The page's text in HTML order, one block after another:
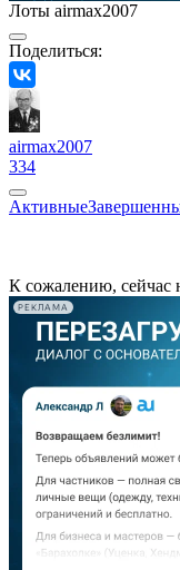
Лоты airmax2007
Поделиться:
airmax2007
334
Активные
К сожалению, сейчас
РЕКЛАМА